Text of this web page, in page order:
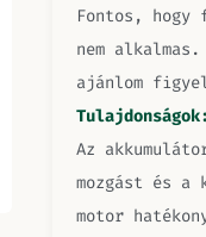
Fontos, hogy
nem
ajánlom
Tulajdonságok:
Az
mozgást és
motor